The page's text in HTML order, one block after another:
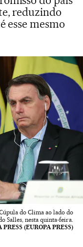
reduzindo
esse mesmo
do Clima ao lado do
Salles, nesta quinta-feira.
(EUROPA PRESS)